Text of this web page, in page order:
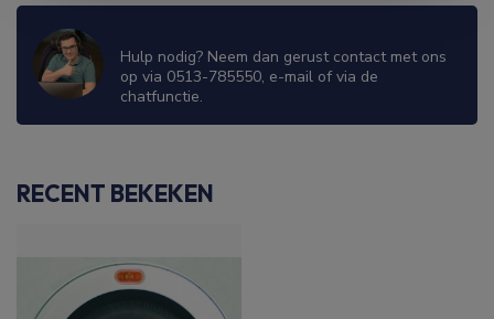
Hulp nodig? Neem dan gerust contact met ons
op via 0513-785550, e-mail of via de
chatfunctie.
RECENT BEKEKEN